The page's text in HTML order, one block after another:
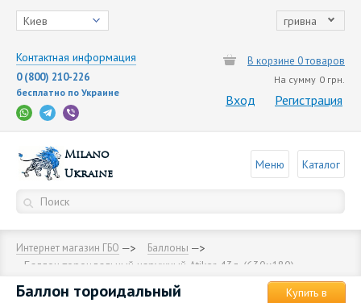
Киев гривна
Контактная информация
0 (800) 210-226
бесплатно по Украине
В корзине 0 товаров
На сумму 0 грн.
Вход Регистрация
Milano
Ukraine
Меню Каталог
Интернет магазин ГБО Баллоны
Баллон тороидальный наружный Аtiker 43л. (630х180)
Баллон тороидальный
Купить в